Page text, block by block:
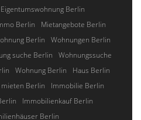
Eigentumswohnung Berlin
Berlin
Mietangebote Berlin
Berlin
Wohnungen Berlin
suche Berlin
Wohnungssuche
Wohnung Berlin
Haus Berlin
mieten Berlin
Immobilie Berlin
Immobilienkauf Berlin
Berlin